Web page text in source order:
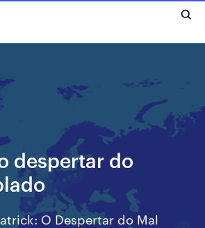
despertar do
O Despertar do Mal